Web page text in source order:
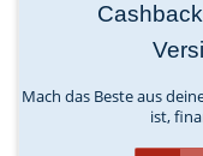
Mach das Beste aus
ist,